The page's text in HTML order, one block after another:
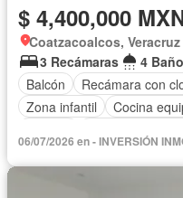
$ 4,400,000
Coatzacoalcos,
3 Recámaras
4
Balcón
Recámara con
Zona infantil
Cocina
06/07/2026 en - INVERSIÓN